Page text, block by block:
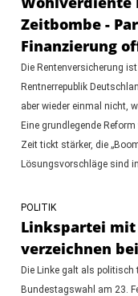
Zeitbombe -
Finanzierung
Die Rentenversicherung
Rentnerrepublik
aber wieder einmal nicht,
Eine grundlegende
Zeit tickt stärker, die
Lösungsvorschläge sind
POLITIK
Linkspartei
verzeichnen
Die Linke galt als
Bundestagswahl am 23.